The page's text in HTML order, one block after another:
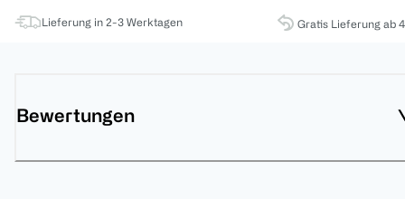
Lieferung in 2-3 Werktagen Gratis Lieferung ab
Bewertungen